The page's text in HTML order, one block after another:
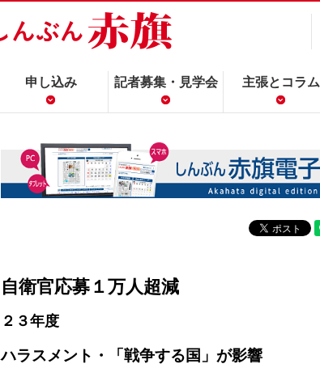
申し込み 記者募集・見学会 主張とコラム
自衛官応募１万人超減
２３年度
ハラスメント・「戦争する国」が影響